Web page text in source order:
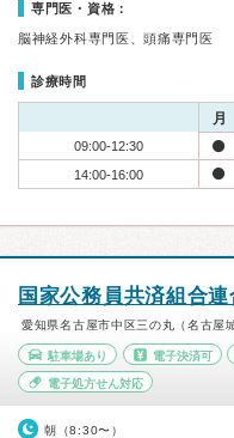
専門医・資格：
脳神経外科専門医、頭痛専門医
診療時間
月
09:00-12:30
14:00-16:00
国家公務員共済組合
愛知県名古屋市中区三の丸（名古屋
駐車場あり 電子決済可
電子処方せん対応
朝（8:30〜）